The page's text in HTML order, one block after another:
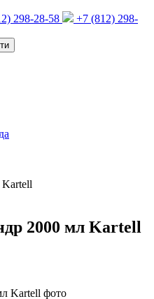
298-28-58
+7 (812) 298-
2000 мл Kartell